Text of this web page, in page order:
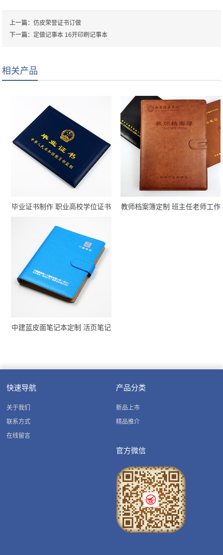
上一篇：仿皮荣誉证书订做
下一篇： 定做记事本 16开印刷记事本
相关产品
毕业证书制作 职业高校学位证书
教师档案簿定制 班主任老师工作
中建蓝皮面笔记本定制 活页笔记
快速导航
关于我们
联系方式
在线留言
产品分类
新品上市
精品推介
官方微信